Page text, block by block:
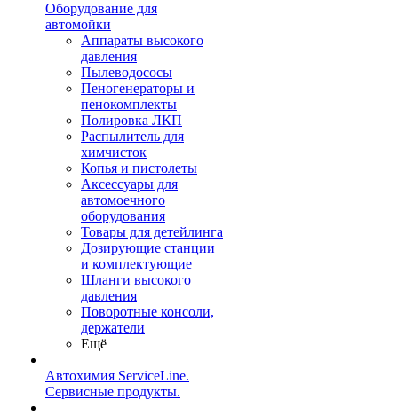
Оборудование для
автомойки
Аппараты высокого
давления
Пылеводососы
Пеногенераторы и
пенокомплекты
Полировка ЛКП
Распылитель для
химчисток
Копья и пистолеты
Аксессуары для
автомоечного
оборудования
Товары для детейлинга
Дозирующие станции
и комплектующие
Шланги высокого
давления
Поворотные консоли,
держатели
Ещё
Автохимия ServiceLine.
Сервисные продукты.